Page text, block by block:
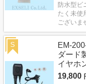
防水型ビ
たく未使
ございま
EM-
ダード
イヤホ
19,800
S